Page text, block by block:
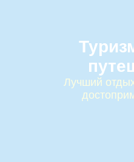
Лучший